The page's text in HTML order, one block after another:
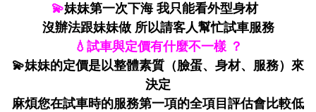
💫妹妹第一次下海 我只能看外型身材
沒辦法跟妹妹做 所以請客人幫忙試車服務
💧試車與定價有什麼不一樣 ？
💫妹妹的定價是以整體素質（臉蛋、身材、服務）來
決定
麻煩您在試車時的服務第一項的全項目評估會比較低